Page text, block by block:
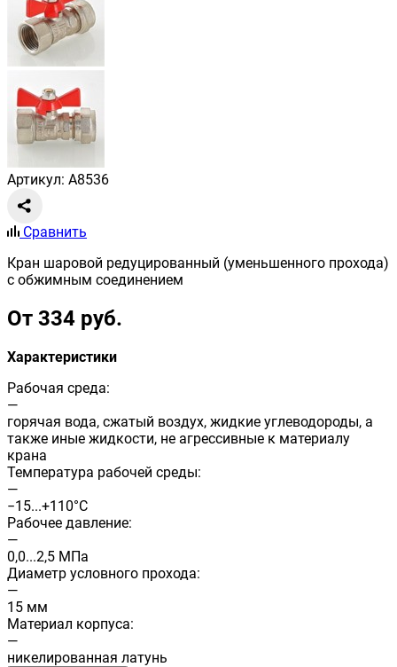
Артикул: A8536
Сравнить
Кран шаровой редуцированный (уменьшенного прохода)
с обжимным соединением
От 334 руб.
Характеристики
Рабочая среда:
—
горячая вода, сжатый воздух, жидкие углеводороды, а
также иные жидкости, не агрессивные к материалу
крана
Температура рабочей среды:
—
−15...+110°С
Рабочее давление:
—
0,0...2,5 МПа
Диаметр условного прохода:
—
15 мм
Материал корпуса:
—
никелированная латунь